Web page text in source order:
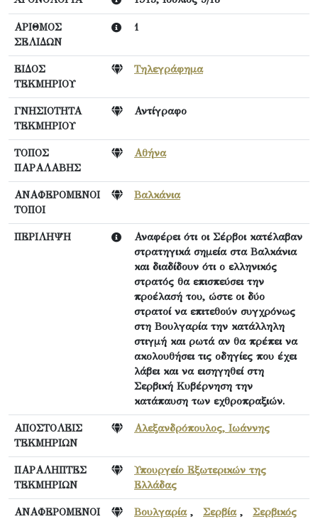
ΑΡΙΘΜΟΣ
ΣΕΛΙΔΩΝ
1
ΕΙΔΟΣ
ΤΕΚΜΗΡΙΟΥ
Τηλεγράφημα
ΓΝΗΣΙΟΤΗΤΑ
ΤΕΚΜΗΡΙΟΥ
Αντίγραφο
ΤΟΠΟΣ
ΠΑΡΑΛΑΒΗΣ
Αθήνα
ΑΝΑΦΕΡΟΜΕΝΟΙ
ΤΟΠΟΙ
Βαλκάνια
ΠΕΡΙΛΗΨΗ
Αναφέρει ότι οι Σέρβοι κατέλαβαν
στρατηγικά σημεία στα Βαλκάνια
και διαδίδουν ότι ο ελληνικός
στρατός θα επισπεύσει την
προέλασή του, ώστε οι δύο
στρατοί να επιτεθούν συγχρόνως
στη Βουλγαρία την κατάλληλη
στιγμή και ρωτά αν θα πρέπει να
ακολουθήσει τις οδηγίες που έχει
λάβει και να εισηγηθεί στη
Σερβική Κυβέρνηση την
κατάπαυση των εχθροπραξιών.
ΑΠΟΣΤΟΛΕΙΣ
ΤΕΚΜΗΡΙΩΝ
Αλεξανδρόπουλος, Ιωάννης
ΠΑΡΑΛΗΠΤΕΣ
ΤΕΚΜΗΡΙΩΝ
Υπουργείο Εξωτερικών της
Ελλάδας
ΑΝΑΦΕΡΟΜΕΝΟΙ
Βουλγαρία, Σερβία, Σερβικός